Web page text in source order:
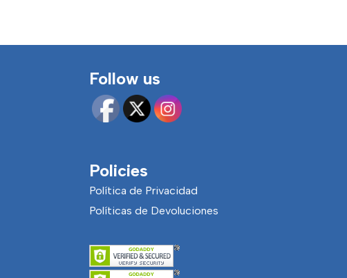
Follow us
Policies
Política de Privacidad
Políticas de Devoluciones